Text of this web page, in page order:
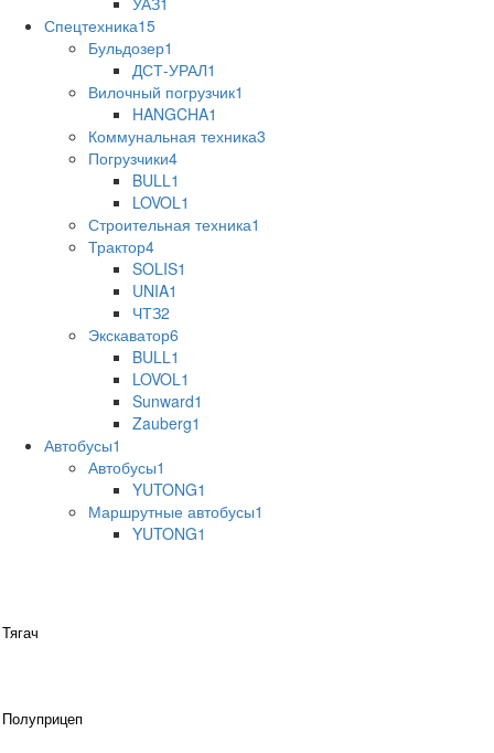
Спецтехника15
Бульдозер1
ДСТ-УРАЛ1
Вилочный погрузчик1
HANGCHA1
Коммунальная техника3
Погрузчики4
BULL1
LOVOL1
Строительная техника1
Трактор4
SOLIS1
UNIA1
ЧТЗ2
Экскаватор6
BULL1
LOVOL1
Sunward1
Zauberg1
Автобусы1
Автобусы1
YUTONG1
Маршрутные автобусы1
YUTONG1
Тягач
Полуприцеп